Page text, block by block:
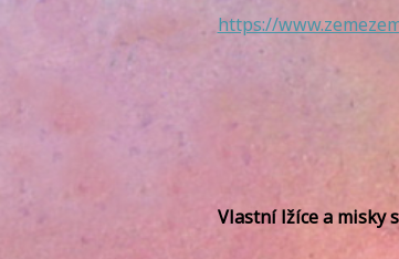
https://
Vlastní lžíce a misky